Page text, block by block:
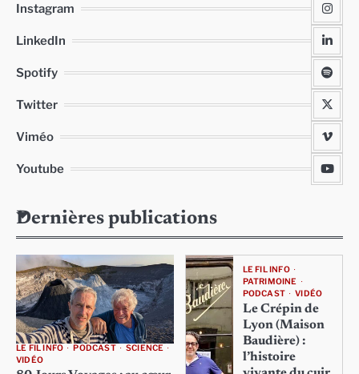
Instagram
LinkedIn
Spotify
Twitter
Viméo
Youtube
Dernières publications
LE FIL INFO PODCAST
SCIENCE
VIDÉO
LE FIL INFO
PATRIMOINE
PODCAST
VIDÉO
Le Crépin de
Lyon (Maison
Baudière) :
l’histoire